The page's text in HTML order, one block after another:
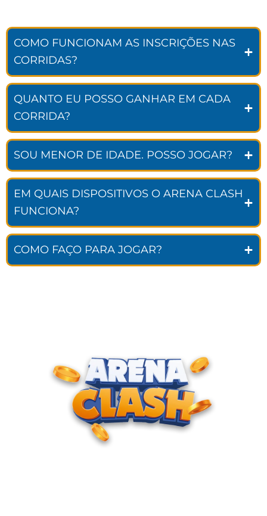
COMO FUNCIONAM AS INSCRIÇÕES NAS
CORRIDAS?
QUANTO EU POSSO GANHAR EM CADA
CORRIDA?
SOU MENOR DE IDADE. POSSO JOGAR?
EM QUAIS DISPOSITIVOS O ARENA CLASH
FUNCIONA?
COMO FAÇO PARA JOGAR?